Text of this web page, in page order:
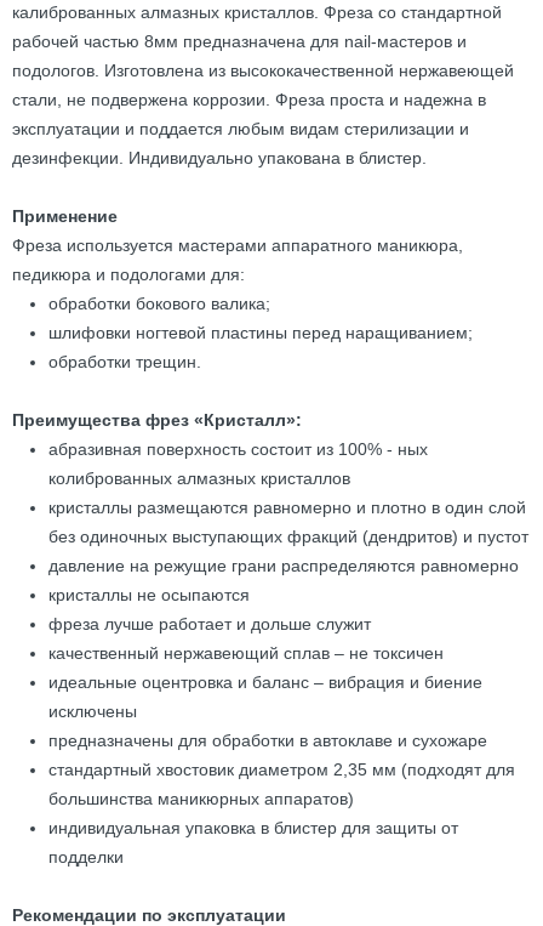
калиброванных алмазных кристаллов. Фреза со стандартной
рабочей частью 8мм предназначена для nail-мастеров и
подологов. Изготовлена из высококачественной нержавеющей
стали, не подвержена коррозии. Фреза проста и надежна в
эксплуатации и поддается любым видам стерилизации и
дезинфекции. Индивидуально упакована в блистер.
Применение
Фреза используется мастерами аппаратного маникюра,
педикюра и подологами для:
обработки бокового валика;
шлифовки ногтевой пластины перед наращиванием;
обработки трещин.
Преимущества фрез «Кристалл»:
абразивная поверхность состоит из 100% - ных
колиброванных алмазных кристаллов
кристаллы размещаются равномерно и плотно в один слой
без одиночных выступающих фракций (дендритов) и пустот
давление на режущие грани распределяются равномерно
кристаллы не осыпаются
фреза лучше работает и дольше служит
качественный нержавеющий сплав – не токсичен
идеальные оцентровка и баланс – вибрация и биение
исключены
предназначены для обработки в автоклаве и сухожаре
стандартный хвостовик диаметром 2,35 мм (подходят для
большинства маникюрных аппаратов)
индивидуальная упаковка в блистер для защиты от
подделки
Рекомендации по эксплуатации